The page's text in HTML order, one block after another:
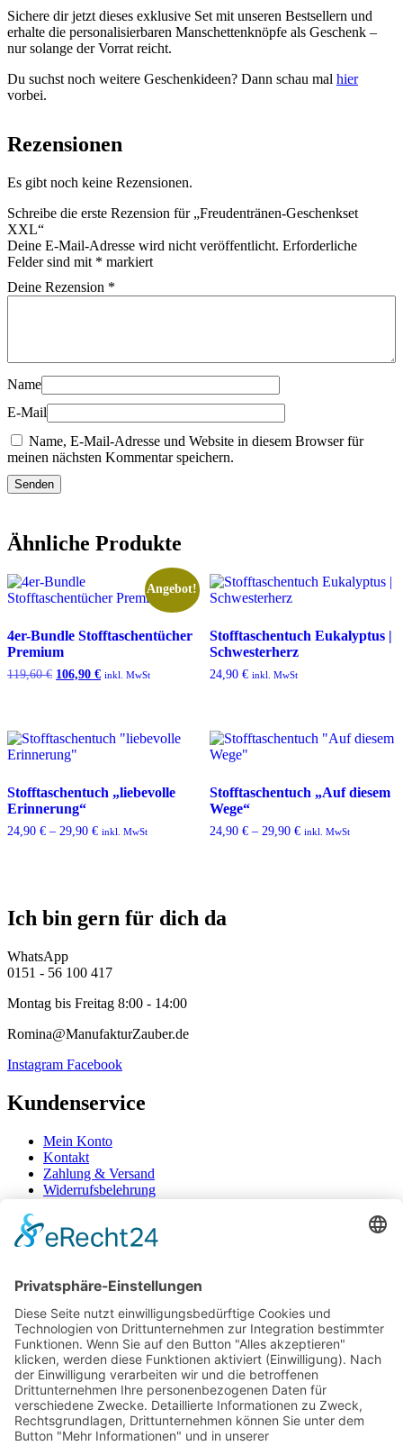
Sichere dir jetzt dieses exklusive Set mit unseren Bestsellern und
erhalte die personalisierbaren Manschettenknöpfe als Geschenk –
nur solange der Vorrat reicht.
Du suchst noch weitere Geschenkideen? Dann schau mal hier
vorbei.
Rezensionen
Es gibt noch keine Rezensionen.
Schreibe die erste Rezension für „Freudentränen-Geschenkset
XXL“
Deine E-Mail-Adresse wird nicht veröffentlicht. Erforderliche
Felder sind mit * markiert
Deine Rezension *
Name
E-Mail
Name, E-Mail-Adresse und Website in diesem Browser für
meinen nächsten Kommentar speichern.
Ähnliche Produkte
Angebot!
4er-Bundle Stofftaschentücher
Premium
119,60€ Ursprünglicher
106,90 €Aktueller
inkl. MwSt
Stofftaschentuch Eukalyptus |
Schwesterherz
24,90 € inkl. MwSt
Stofftaschentuch „liebevolle
Erinnerung“
24,90 € – 29,90 € inkl. MwSt
Stofftaschentuch „Auf diesem
Wege“
24,90 €– 29,90 € inkl. MwSt
Ich bin gern für dich da
WhatsApp
0151 - 56 100 417
Montag bis Freitag 8:00 - 14:00
Romina@ManufakturZauber.de
Instagram Facebook
Kundenservice
Mein Konto
Kontakt
Zahlung & Versand
Widerrufsbelehrung
Mein Konto
Zahlung & Versand
Widerrufsbelehrung
Vertrag Widerrufen
Informationen
Über Mich
Impressum
AGB